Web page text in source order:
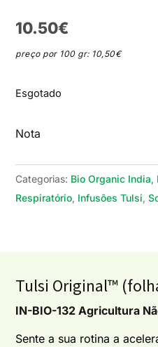
10.50€
preço por 100 gr: 10,50€
Esgotado
Nota
Categorias: Bio Organic India,
Respiratório, Infusões Tulsi,
Tulsi Original™
IN-BIO-132 Agricultura
Sente a sua rotina a